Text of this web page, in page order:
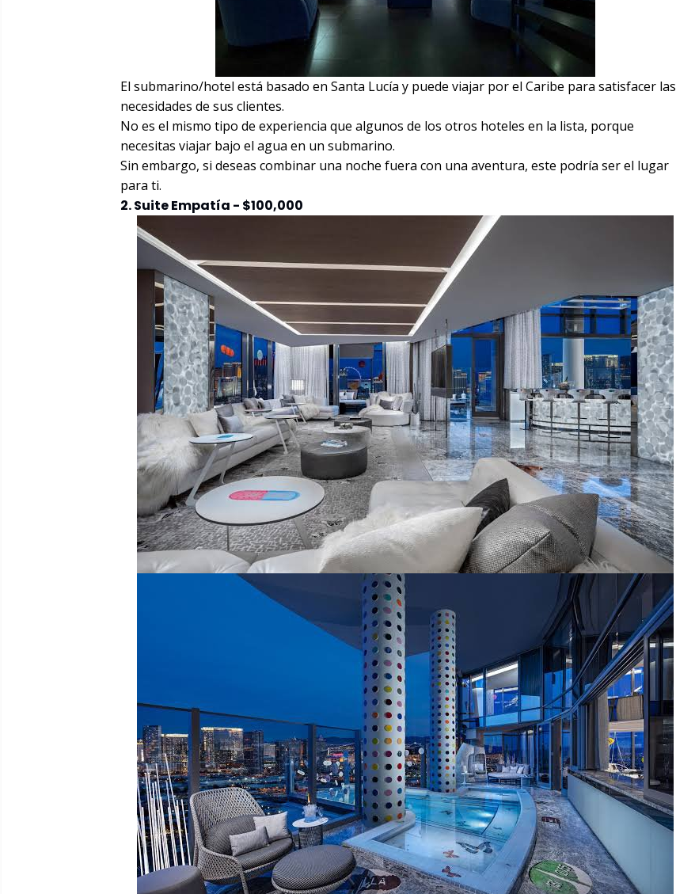
El submarino/hotel está basado en Santa Lucía y puede viajar por el Caribe para satisfacer las
necesidades de sus clientes.
No es el mismo tipo de experiencia que algunos de los otros hoteles en la lista, porque
necesitas viajar bajo el agua en un submarino.
Sin embargo, si deseas combinar una noche fuera con una aventura, este podría ser el lugar
para ti.
2. Suite Empatía - $100,000